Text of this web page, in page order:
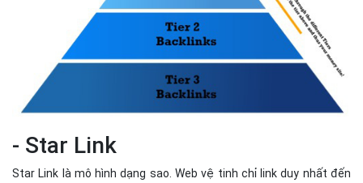
- Star Link
Star Link là mô hình dạng sao. Web vệ tinh chỉ link duy nhất đến